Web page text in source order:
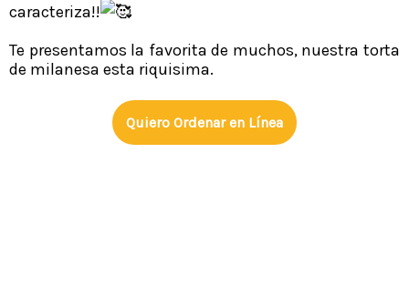
caracteriza!!
Te presentamos la favorita de muchos, nuestra torta
de milanesa esta riquisima.
Quiero Ordenar en Línea